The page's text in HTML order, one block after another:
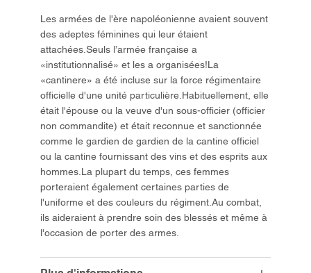
Les armées de l'ère napoléonienne avaient souvent
des adeptes féminines qui leur étaient
attachées.Seuls l’armée française a
«institutionnalisé» et les a organisées!La
«cantinere» a été incluse sur la force régimentaire
officielle d'une unité particulière.Habituellement, elle
était l'épouse ou la veuve d'un sous-officier (officier
non commandite) et était reconnue et sanctionnée
comme le gardien de gardien de la cantine officiel
ou la cantine fournissant des vins et des esprits aux
hommes.La plupart du temps, ces femmes
porteraient également certaines parties de
l'uniforme et des couleurs du régiment.Au combat,
ils aideraient à prendre soin des blessés et même à
l'occasion de porter des armes.